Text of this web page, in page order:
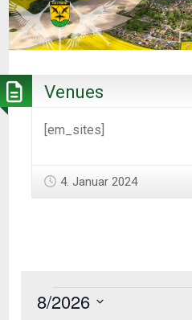
Venues
[em_sites]
4. Januar 2024